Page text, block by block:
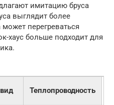
имитацию бруса
выглядит более
перегреваться
хаус больше подходит для
Теплопроводность